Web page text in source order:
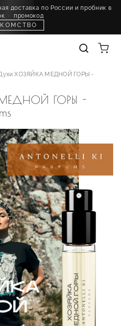
доставка по России и пробник в
·
промокод
ХОЗЯЙКА МЕДНОЙ ГОРЫ -
ГОРЫ -